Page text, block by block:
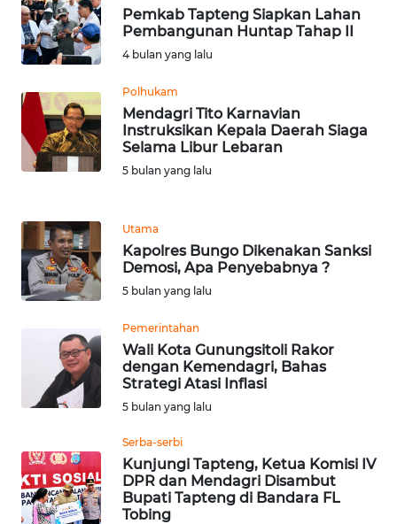
Pemkab Tapteng Siapkan Lahan
Pembangunan Huntap Tahap II
4 bulan yang lalu
Polhukam
Mendagri Tito Karnavian
Instruksikan Kepala Daerah Siaga
Selama Libur Lebaran
5 bulan yang lalu
Utama
Kapolres Bungo Dikenakan Sanksi
Demosi, Apa Penyebabnya ?
5 bulan yang lalu
Pemerintahan
Wali Kota Gunungsitoli Rakor
dengan Kemendagri, Bahas
Strategi Atasi Inflasi
5 bulan yang lalu
Serba-serbi
Kunjungi Tapteng, Ketua Komisi IV
DPR dan Mendagri Disambut
Bupati Tapteng di Bandara FL
Tobing
WN
JAKARTA
WN
JABAR
WN
WN
NTT
WN
WN
PAPUA
PAPUA
BARAT
WN